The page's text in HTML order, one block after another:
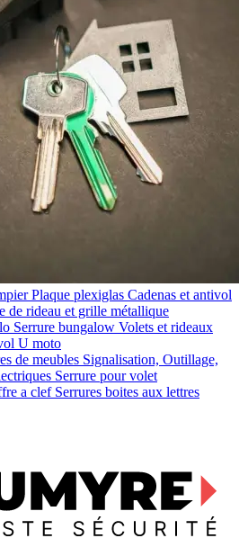
Plaque plexiglas Cadenas et antivol
de rideau et grille métallique
Serrure bungalow Volets et rideaux
U moto
de meubles Signalisation, Outillage,
Serrure pour volet
a clef Serrures boites aux lettres